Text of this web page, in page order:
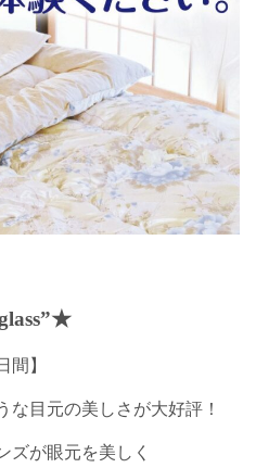
間】
な目元の美しさが大好評！
ズが眼元を美しく